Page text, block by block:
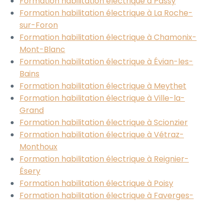
Formation habilitation électrique à La Roche-
sur-Foron
Formation habilitation électrique à Chamonix-
Mont-Blanc
Formation habilitation électrique à Évian-les-
Bains
Formation habilitation électrique à Meythet
Formation habilitation électrique à Ville-la-
Grand
Formation habilitation électrique à Scionzier
Formation habilitation électrique à Vétraz-
Monthoux
Formation habilitation électrique à Reignier-
Ésery
Formation habilitation électrique à Poisy
Formation habilitation électrique à Faverges-